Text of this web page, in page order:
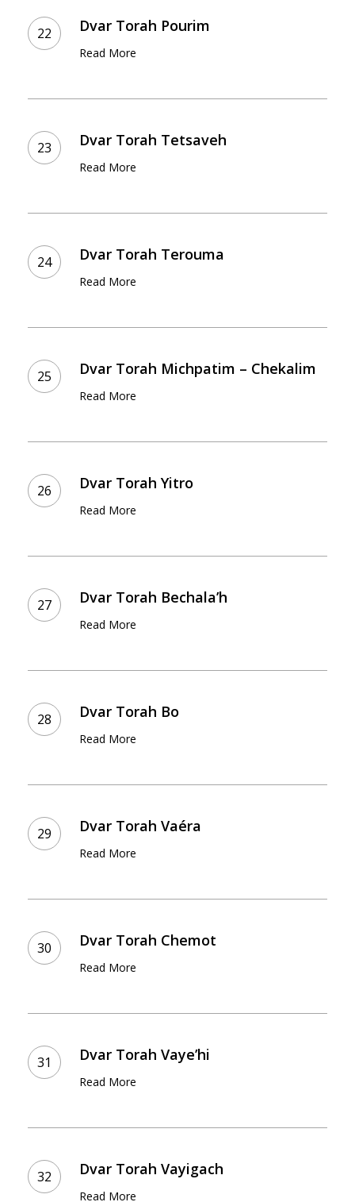
Torah
Pourim
Dvar Torah Pourim
Read More
Torah
Tetsaveh
Dvar Torah Tetsaveh
Read More
Torah
Terouma
Dvar Torah Terouma
Read More
Torah
Michpatim
Dvar Torah Michpatim – Chekalim
Read More
Torah
Yitro
Dvar Torah Yitro
Read More
Torah
Bechala’h
Dvar Torah Bechala’h
Read More
Torah
Bo
Dvar Torah Bo
Read More
Torah
Vaéra
Dvar Torah Vaéra
Read More
Torah
Chemot
Dvar Torah Chemot
Read More
Torah
Vaye’hi
Dvar Torah Vaye’hi
Read More
Torah
Vayigach
Dvar Torah Vayigach
Read More